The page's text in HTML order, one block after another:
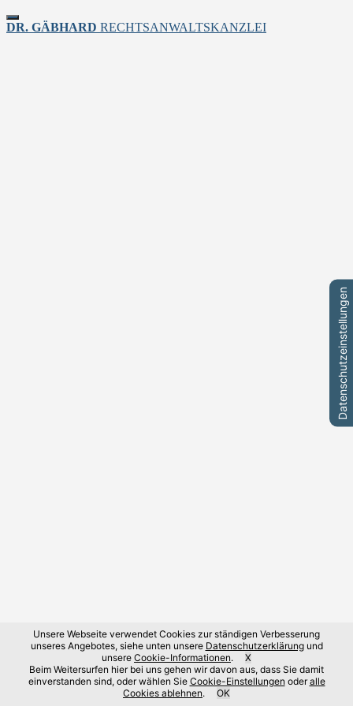
Toggle
navigation
DR. GÄBHARD RECHTSANWALTSKANZLEI
Datenschutzeinstellungen
Unsere Webseite verwendet Cookies zur ständigen Verbesserung
unseres Angebotes, siehe unten unsere Datenschutzerklärungund
unsere Cookie-Informationen.
X
Beim Weitersurfen hier bei uns gehen wir davon aus, dass Sie damit
einverstanden sind, oder wählen Sie Cookie-Einstellungen oderalle
Cookies ablehnen. OK